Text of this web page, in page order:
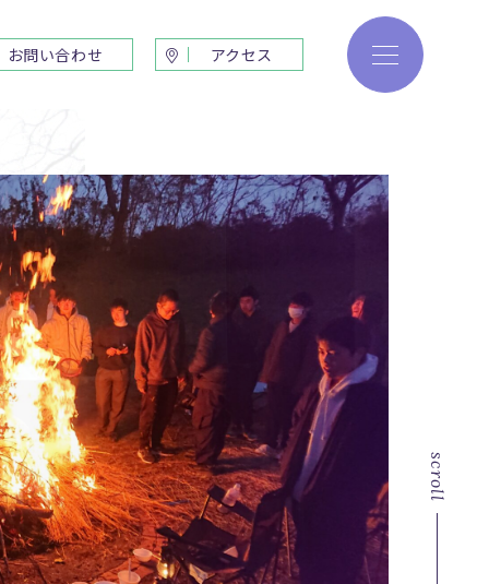
お問い合わせ アクセス
活
事
・諸費用
テリアより
進路・進学
進路指導プログラム
ス
合わせ
採用
公式X
公式Instagram
scroll